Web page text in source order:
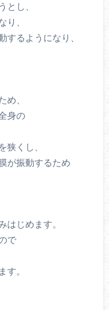
とし、
り、
するようになり、
め、
身の
狭くし、
が振動するため
はじめます。
で
す。